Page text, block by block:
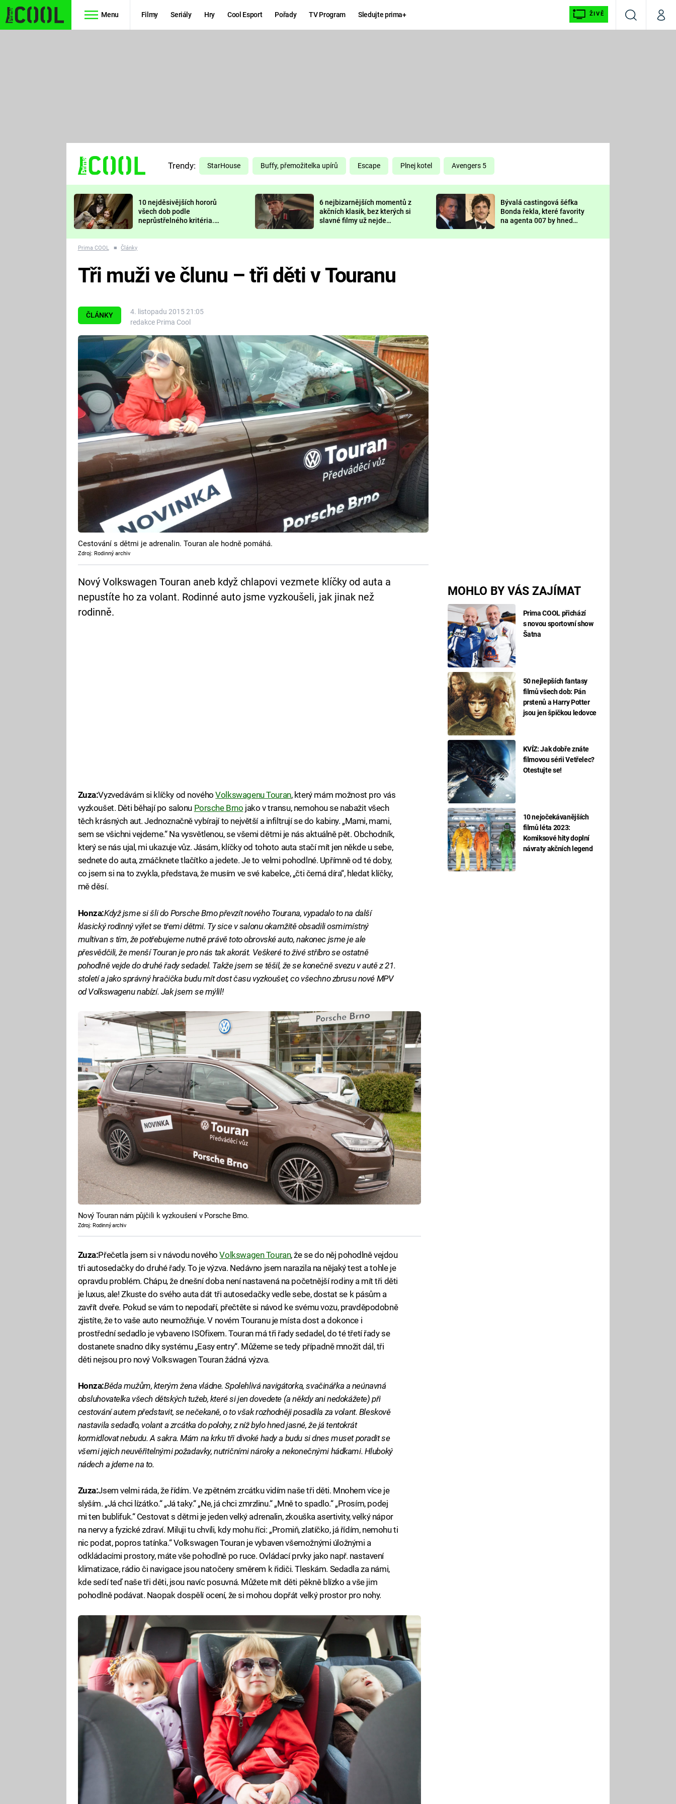
Menu Filmy Seriály Hry Cool Esport Pořady TV Program Sledujte prima+ ŽIVĚ
VyhledáváníMůj
TŘESKU
FUTURAMA
PREDÁTOR
DELIVERANCE
KOMEDIE
CHUCK
NORRIS
DEADPOOL
Prima LAJK
Sledujte nás
Trendy: StarHouse Buffy, přemožitelka upírů Escape Plnej kotel Avengers 5
10 nejděsivějších hororů
všech dob podle
neprůstřelného kritéria.
nejvíc zvednou tep?
6 nejbizarnějších momentů z
akčních klasik, bez kterých si
slavné filmy už nejde
Bývalá castingová šéfka
Bonda řekla, které favority
na agenta 007 by hned
Prima COOL ■ Články
ČLÁNKY
4. listopadu 2015 21:05
redakce Prima Cool
MOHLO BY VÁS ZAJÍMAT
Prima COOL přichází
s novou sportovní show
Šatna
50 nejlepších fantasy
filmů všech dob: Pán
prstenů a Harry Potter
jsou jen špičkou ledovce
KVÍZ: Jak dobře znáte
filmovou sérii Vetřelec?
Otestujte se!
10 nejočekávanějších
filmů léta 2023:
Komiksové hity doplní
návraty akčních legend
Tři muži ve člunu – tři děti v Touranu
Cestování s dětmi je adrenalin. Touran ale hodně pomáhá.
Zdroj: Rodinný archiv
Nový Volkswagen Touran aneb když chlapovi vezmete klíčky od auta a
nepustíte ho za volant. Rodinné auto jsme vyzkoušeli, jak jinak než
rodinně.
Zuza:Vyzvedávám si klíčky od novéhoVolkswagenu Touran, který mám možnost pro vás
vyzkoušet. Děti běhají po salonu Porsche Brno jako v transu, nemohou se nabažit všech
těch krásných aut. Jednoznačně vybírají to největší a infiltrují se do kabiny. „Mami, mami,
sem se všichni vejdeme.“ Na vysvětlenou, se všemi dětmi je nás aktuálně pět. Obchodník,
který se nás ujal, mi ukazuje vůz. Jásám, klíčky od tohoto auta stačí mít jen někde u sebe,
sednete do auta, zmáčknete tlačítko a jedete. Je to velmi pohodlné. Upřímně od té doby,
co jsem si na to zvykla, představa, že musím ve své kabelce, „čti černá díra“, hledat klíčky,
mě děsí.
Honza:Když jsme si šli do Porsche Brno převzít nového Tourana, vypadalo to na další
klasický rodinný výlet se třemi dětmi. Ty sice v salonu okamžitě obsadili osmimístný
multivan s tím, že potřebujeme nutně právě toto obrovské auto, nakonec jsme je ale
přesvědčili, že menší Touran je pro nás tak akorát. Veškeré to živé stříbro se ostatně
pohodlně vejde do druhé řady sedadel. Takže jsem se těšil, že se konečně svezu v autě z 21.
století a jako správný hračička budu mít dost času vyzkoušet, co všechno zbrusu nové MPV
od Volkswagenu nabízí. Jak jsem se mýlil!
Nový Touran nám půjčili k vyzkoušení v Porsche Brno.
Zdroj: Rodinný archiv
Zuza:Přečetla jsem si v návodu novéhoVolkswagen Touran, že se do něj pohodlně vejdou
tři autosedačky do druhé řady. To je výzva. Nedávno jsem narazila na nějaký test a tohle je
opravdu problém. Chápu, že dnešní doba není nastavená na početnější rodiny a mít tři děti
je luxus, ale! Zkuste do svého auta dát tři autosedačky vedle sebe, dostat se k pásům a
zavřít dveře. Pokud se vám to nepodaří, přečtěte si návod ke svému vozu, pravděpodobně
zjistíte, že to vaše auto neumožňuje. V novém Touranu je místa dost a dokonce i
prostřední sedadlo je vybaveno ISOfixem. Touran má tři řady sedadel, do té třetí řady se
dostanete snadno díky systému „Easy entry“. Můžeme se tedy případně množit dál, tři
děti nejsou pro nový Volkswagen Touran žádná výzva.
Honza:Běda mužům, kterým žena vládne. Spolehlivá navigátorka, svačinářka a neúnavná
obsluhovatelka všech dětských tužeb, které si jen dovedete (a někdy ani nedokážete) při
cestování autem představit, se nečekaně, o to však rozhodněji posadila za volant. Bleskově
nastavila sedadlo, volant a zrcátka do polohy, z níž bylo hned jasné, že já tentokrát
kormidlovat nebudu. A sakra. Mám na krku tři divoké hady a budu si dnes muset poradit se
všemi jejich neuvěřitelnými požadavky, nutričními nároky a nekonečnými hádkami. Hluboký
nádech a jdeme na to.
Zuza:Jsem velmi ráda, že řídím. Ve zpětném zrcátku vidím naše tři děti. Mnohem více je
slyším. „Já chci lízátko.“ „Já taky.“ „Ne, já chci zmrzlinu.“ „Mně to spadlo.“ „Prosím, podej
mi ten bublifuk.“ Cestovat s dětmi je jeden velký adrenalin, zkouška asertivity, velký nápor
na nervy a fyzické zdraví. Miluji tu chvíli, kdy mohu říci: „Promiň, zlatíčko, já řídím, nemohu ti
nic podat, popros tatínka.“ Volkswagen Touran je vybaven všemožnými úložnými a
odkládacími prostory, máte vše pohodlně po ruce. Ovládací prvky jako např. nastavení
klimatizace, rádio či navigace jsou natočeny směrem k řidiči. Tleskám. Sedadla za námi,
kde sedí teď naše tři děti, jsou navíc posuvná. Můžete mít děti pěkně blízko a vše jim
pohodlně podávat. Naopak dospělí ocení, že si mohou dopřát velký prostor pro nohy.